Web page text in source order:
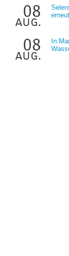
08
aug.
08
aug.
In